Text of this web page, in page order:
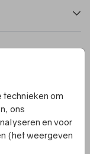
om
ons
en voor
(het weergeven
vieren, en wat
de wereld via
is een